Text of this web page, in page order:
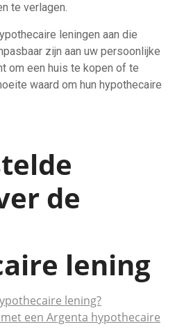
te verlagen.
leningen aan die
zijn aan uw persoonlijke
om een huis te kopen of te
waard om hun hypothecaire
de
lening
lening?
een Argenta hypothecaire